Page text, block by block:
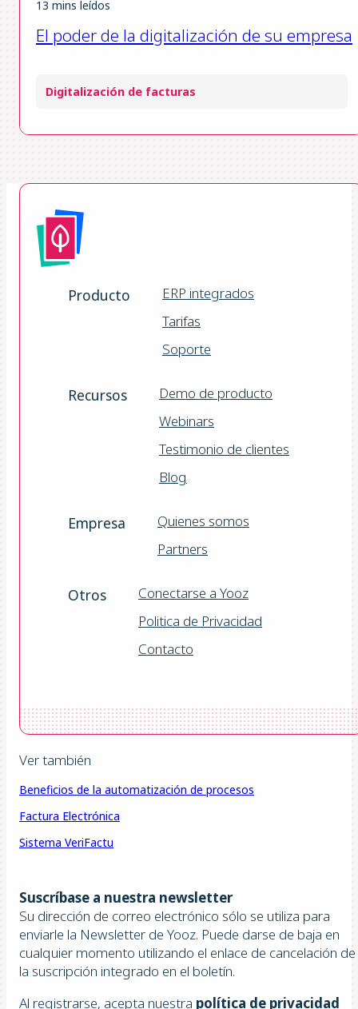
13 mins leídos
El poder de la digitalización de su empresa
Digitalización de facturas
Producto
ERP integrados
Tarifas
Soporte
Recursos
Demo de producto
Webinars
Testimonio de clientes
Blog
Empresa
Quienes somos
Partners
Otros
Conectarse a Yooz
Politica de Privacidad
Contacto
Ver también
Beneficios de la automatización de procesos
Factura Electrónica
Sistema VeriFactu
Suscríbase a nuestra newsletter
Su dirección de correo electrónico sólo se utiliza para
enviarle la Newsletter de Yooz. Puede darse de baja en
cualquier momento utilizando el enlace de cancelación de
la suscripción integrado en el boletín.
Al registrarse, acepta nuestra política de privacidad